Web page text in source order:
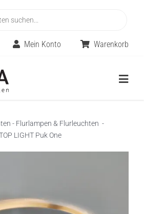
Mein Konto Warenkorb
- Flurlampen & Flurleuchten -
LIGHT Puk One